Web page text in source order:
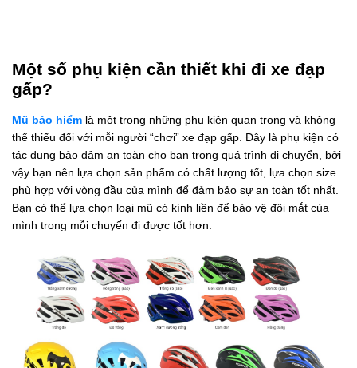
Một số phụ kiện cần thiết khi đi xe đạp
gấp?
Mũ bảo hiểm là một trong những phụ kiện quan trọng và không
thể thiếu đối với mỗi người “chơi” xe đạp gấp. Đây là phụ kiện có
tác dụng bảo đảm an toàn cho bạn trong quá trình di chuyển, bởi
vậy bạn nên lựa chọn sản phẩm có chất lượng tốt, lựa chọn size
phù hợp với vòng đầu của mình để đảm bảo sự an toàn tốt nhất.
Bạn có thể lựa chọn loại mũ có kính liền để bảo vệ đôi mắt của
mình trong mỗi chuyến đi được tốt hơn.